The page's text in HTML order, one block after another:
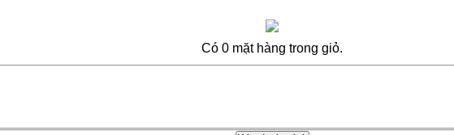
Có 0 mặt hàng trong giỏ.